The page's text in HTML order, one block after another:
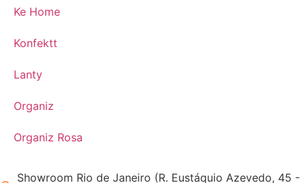
Ke Home
Konfektt
Lanty
Organiz
Organiz Rosa
Showroom Rio de Janeiro (R. Eustáquio Azevedo, 45 -